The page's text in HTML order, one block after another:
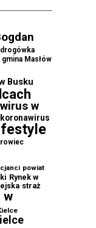
drogówka
gmina Masłów
Busku
w
koronawirus
powiat
Rynek w
straż
w